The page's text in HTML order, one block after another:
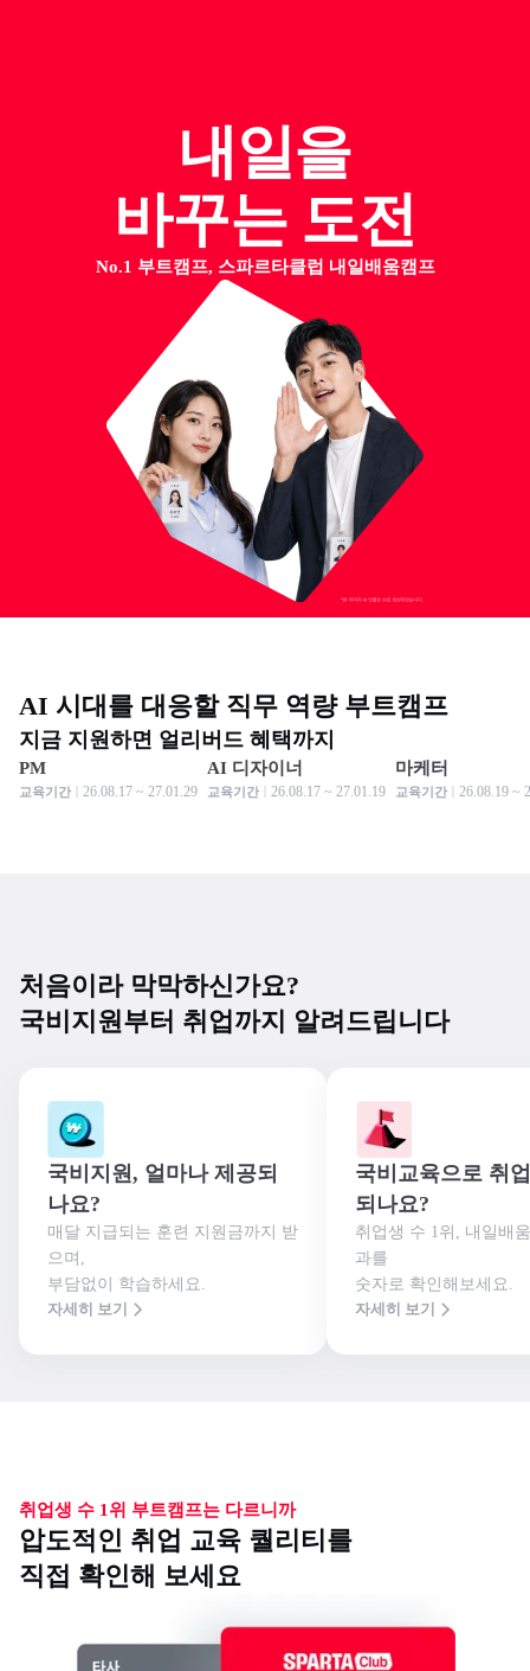
내일을
바꾸는 도전
No.1 부트캠프, 스파르타클럽 내일배움캠프
AI 시대를 대응할 직무 역량 부트캠프
지금 지원하면 얼리버드 혜택까지
모집 중
모집 중
PM
교육기간 26.08.17 ~ 27.01.29
모집 중
모집 중
AI 디자이너
교육기간 26.08.17 ~ 27.01.19
모집 중
모집 중
마케터
교육기간 26.08.19 ~
처음이라 막막하신가요?
국비지원부터 취업까지 알려드립니다
국비지원, 얼마나 제공되
나요?
매달 지급되는 훈련 지원금까지 받
으며,
부담없이 학습하세요.
자세히 보기
국비교육으로 취
되나요?
취업생 수 1위, 내일배
과를
숫자로 확인해보세요.
자세히 보기
취업생 수 1위 부트캠프는 다르니까
압도적인 취업 교육 퀄리티를
직접 확인해 보세요